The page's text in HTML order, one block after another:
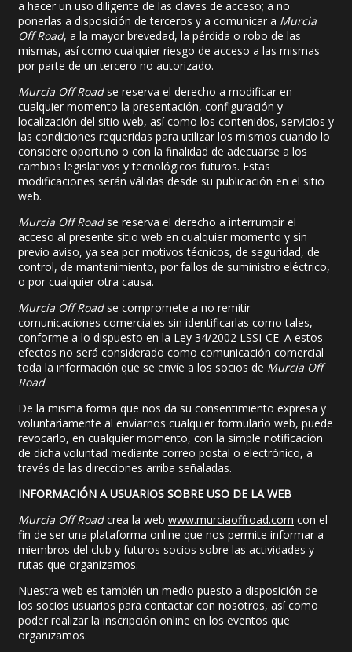
a hacer un uso diligente de las claves de acceso; a no
ponerlas a disposición de terceros y a comunicar a Murcia
Off Road, a la mayor brevedad, la pérdida o robo de las
mismas, así como cualquier riesgo de acceso a las mismas
por parte de un tercero no autorizado.
Murcia Off Roadse reserva el derecho a modificar en
cualquier momento la presentación, configuración y
localización del sitio web, así como los contenidos, servicios y
las condiciones requeridas para utilizar los mismos cuando lo
considere oportuno o con la finalidad de adecuarse a los
cambios legislativos y tecnológicos futuros. Estas
modificaciones serán válidas desde su publicación en el sitio
web.
Murcia Off Roadse reserva el derecho a interrumpir el
acceso al presente sitio web en cualquier momento y sin
previo aviso, ya sea por motivos técnicos, de seguridad, de
control, de mantenimiento, por fallos de suministro eléctrico,
o por cualquier otra causa.
Murcia Off Roadse compromete a no remitir
comunicaciones comerciales sin identificarlas como tales,
conforme a lo dispuesto en la Ley 34/2002 LSSI-CE. A estos
efectos no será considerado como comunicación comercial
toda la información que se envíe a los socios de Murcia Off
Road.
De la misma forma que nos da su consentimiento expresa y
voluntariamente al enviarnos cualquier formulario web, puede
revocarlo, en cualquier momento, con la simple notificación
de dicha voluntad mediante correo postal o electrónico, a
través de las direcciones arriba señaladas.
INFORMACIÓN A USUARIOS SOBRE USO DE LA WEB
Murcia Off Roadcrea la web www.murciaoffroad.com con el
fin de ser una plataforma online que nos permite informar a
miembros del club y futuros socios sobre las actividades y
rutas que organizamos.
Nuestra web es también un medio puesto a disposición de
los socios usuarios para contactar con nosotros, así como
poder realizar la inscripción online en los eventos que
organizamos.